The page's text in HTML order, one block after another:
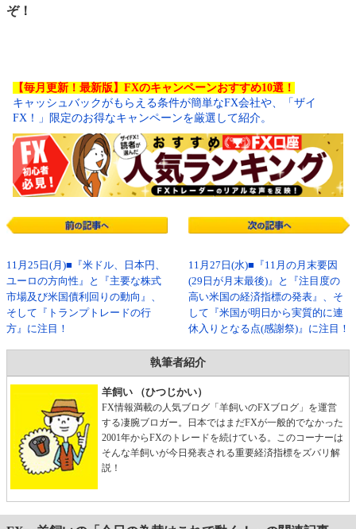
ぞ！
【毎月更新！最新版】FXのキャンペーンおすすめ10選！
キャッシュバックがもらえる条件が簡単なFX会社や、「ザイ
FX！」限定のお得なキャンペーンを厳選して紹介。
11月25日(月)■『米ドル、日本円、
ユーロの方向性』と『主要な株式
市場及び米国債利回りの動向』、
そして『トランプトレードの行
方』に注目！
11月27日(水)■『11月の月末要因
(29日が月末最後)』と『注目度の
高い米国の経済指標の発表』、そ
して『米国が明日から実質的に連
休入りとなる点(感謝祭)』に注目！
執筆者紹介
羊飼い （ひつじかい）
FX情報満載の人気ブログ「羊飼いのFXブログ」を運営
する凄腕ブロガー。日本ではまだFXが一般的でなかった
2001年からFXのトレードを続けている。このコーナーは
そんな羊飼いが今日発表される重要経済指標をズバリ解
説！